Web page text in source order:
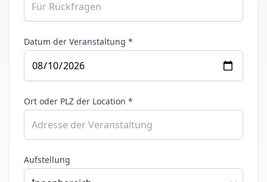
Datum der Veranstaltung *
Ort oder PLZ der Location *
Aufstellung